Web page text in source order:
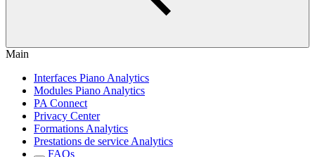
Main
Interfaces Piano Analytics
Modules Piano Analytics
PA Connect
Privacy Center
Formations Analytics
Prestations de service Analytics
FAQs